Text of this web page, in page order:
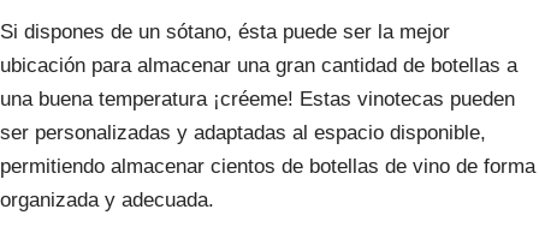
Si dispones de un sótano, ésta puede ser la mejor
ubicación para almacenar una gran cantidad de botellas a
una buena temperatura ¡créeme! Estas vinotecas pueden
ser personalizadas y adaptadas al espacio disponible,
permitiendo almacenar cientos de botellas de vino de forma
organizada y adecuada.